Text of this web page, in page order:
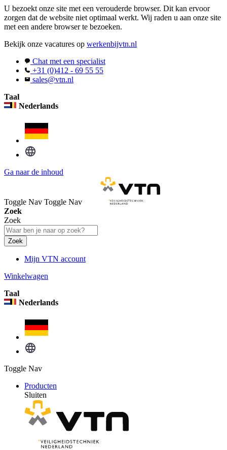
U bezoekt onze site met een verouderde browser. Dit kan ervoor
zorgen dat de website niet optimaal werkt. Wij raden u aan onze site
met een andere browser te bezoeken.
Bekijk onze vacatures op werkenbijvtn.nl
Chat met een specialist
+31 (0)412 - 69 55 55
sales@vtn.nl
Taal
Nederlands
Ga naar de inhoud
Toggle Nav Toggle Nav
Zoek
Zoek
Zoek
Mijn VTN account
Winkelwagen
Taal
Nederlands
Toggle Nav
Producten
Sluiten